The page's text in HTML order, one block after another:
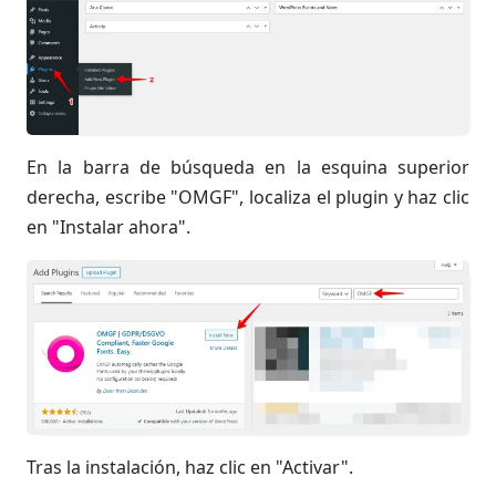
En la barra de búsqueda en la esquina superior
derecha, escribe "OMGF", localiza el plugin y haz clic
en "Instalar ahora".
Tras la instalación, haz clic en "Activar".